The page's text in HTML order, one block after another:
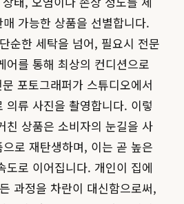
가능한 상품을 선별합니다.
순한 세탁을 넘어, 필요시 전문
어를 통해 최상의 컨디션으로
포토그래퍼가 스튜디오에서
의류 사진을 촬영합니다. 이렇
친 상품은 소비자의 눈길을 사
로 재탄생하며, 이는 곧 높은
도로 이어집니다. 개인이 집에
과정을 차란이 대신함으로써,